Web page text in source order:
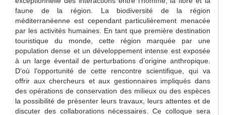
faune de la région. La biodiversité de la région
méditerranéenne est cependant particulièrement menacée
par les activités humaines. En tant que première destination
touristique du monde, cette région marquée par une
population dense et un développement intense est exposée
à un large éventail de perturbations d’origine anthropique.
D’où l’opportunité de cette rencontre scientifique, qui va
offrir aux chercheurs et aux gestionnaires impliqués dans
des opérations de conservation des milieux ou des espèces
la possibilité de présenter leurs travaux, leurs attentes et de
discuter des collaborations nécessaires. Ce colloque sera